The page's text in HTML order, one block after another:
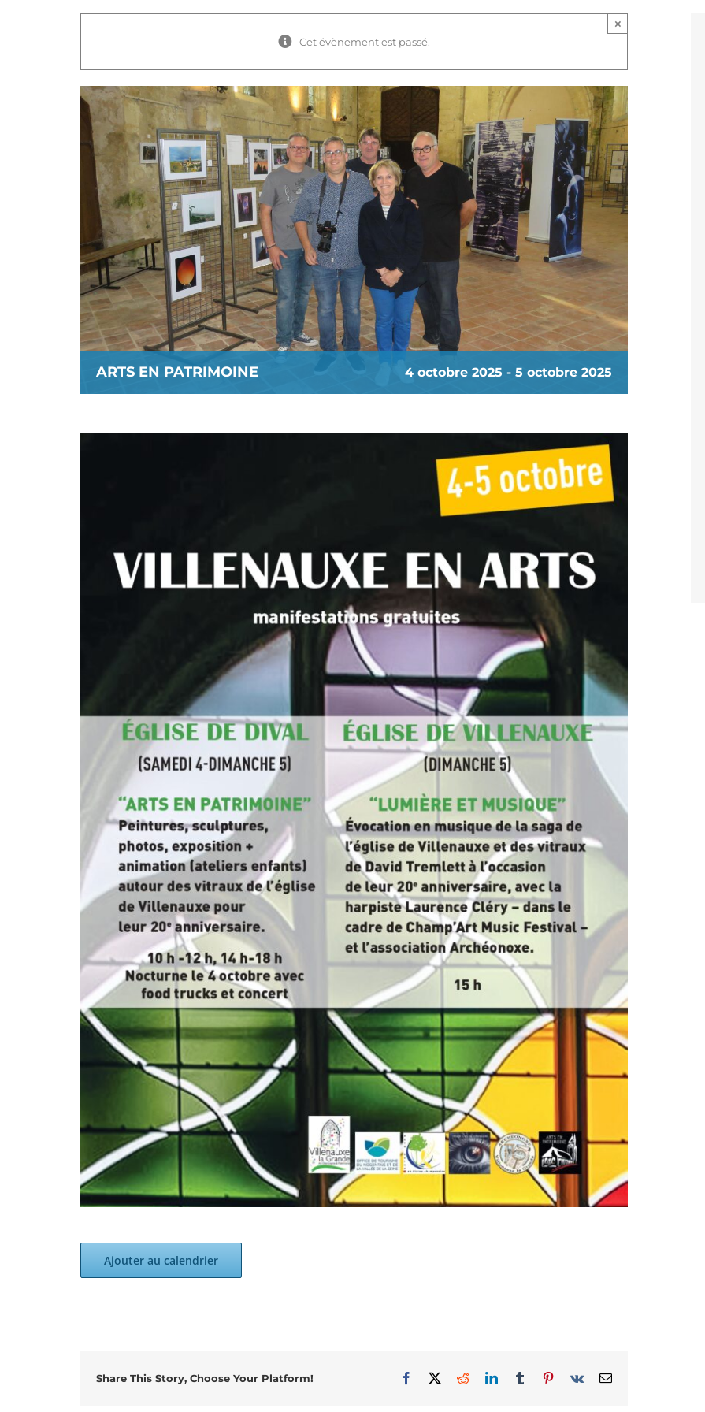
Cet évènement est passé.
×
ARTS EN PATRIMOINE 4 octobre 2025 -5 octobre 2025
Ajouter au calendrier
Share This Story, Choose Your Platform! Facebook RedditLinkedInTumblr Pinterest
Vk Email